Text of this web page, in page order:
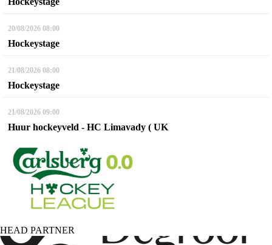
20/08/2026 08:00
Hockeystage
21/08/2026 08:00
Hockeystage
21/08/2026 09:00
Huur hockeyveld - HC Limavady ( UK
HEAD PARTNER